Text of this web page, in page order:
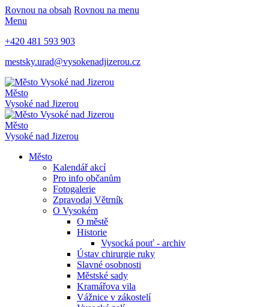
Rovnou na obsah Rovnou na menu
Menu
+420 481 593 903
mestsky.urad@vysokenadjizerou.cz
Město
Vysoké nad Jizerou
Město
Vysoké nad Jizerou
Město
Kalendář akcí
Pro info občanům
Fotogalerie
Zpravodaj Větrník
O Vysokém
O městě
Historie
Vysocká pouť - archiv
Ústav chirurgie ruky
Slavné osobnosti
Městské sady
Kramářova vila
Vážnice v zákostelí